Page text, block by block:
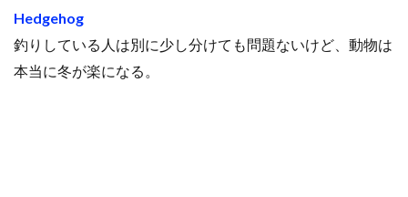
Hedgehog
釣りしている人は別に少し分けても問題ないけど、動物は
本当に冬が楽になる。